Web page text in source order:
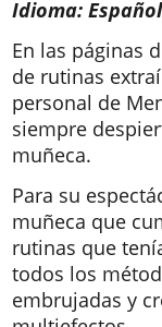
Idioma:
En las páginas
de rutinas
personal de
siempre
muñeca.
Para su
muñeca que
rutinas que
todos los
embrujadas y